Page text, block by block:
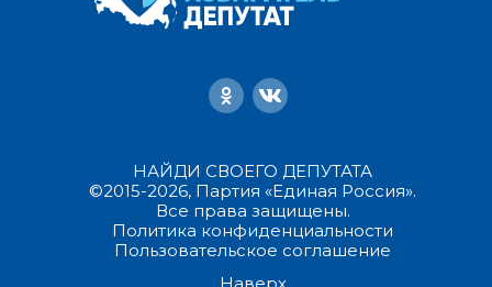
НАЙДИ СВОЕГО ДЕПУТАТА
©2015-2026, Партия «Единая Россия».
Все права защищены.
Политика конфиденциальности
Пользовательское соглашение